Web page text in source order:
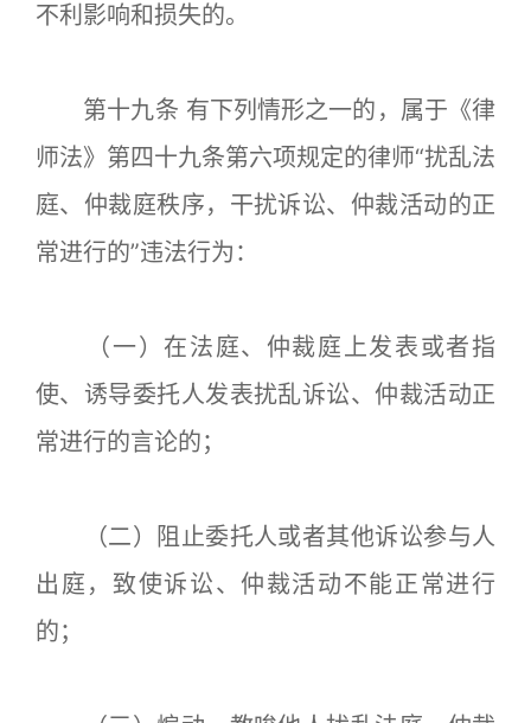
不利影响和损失的。
第十九条 有下列情形之一的，属于《律
师法》第四十九条第六项规定的律师“扰乱法
庭、仲裁庭秩序，干扰诉讼、仲裁活动的正
常进行的”违法行为：
（一）在法庭、仲裁庭上发表或者指
使、诱导委托人发表扰乱诉讼、仲裁活动正
常进行的言论的；
（二）阻止委托人或者其他诉讼参与人
出庭，致使诉讼、仲裁活动不能正常进行
的；